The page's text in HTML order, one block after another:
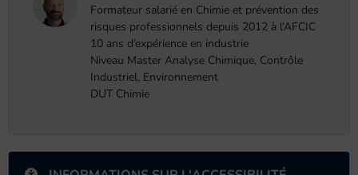
Formateur salarié en Chimie et prévention des
risques professionnels depuis 2012 à l’AFCIC
10 ans d’expérience en industrie
Niveau Master Analyse Chimique, Contrôle
Industriel, Environnement
DUT Chimie